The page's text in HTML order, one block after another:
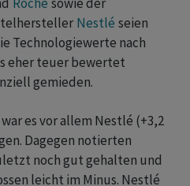
Roche sowie der
Nestlé seien
Technologiewerte nach
eher teuer bewertet
gemieden.
es vor allem Nestlé (+3,2
Dagegen notierten
noch gut gehalten und
leicht im Minus. Nestlé